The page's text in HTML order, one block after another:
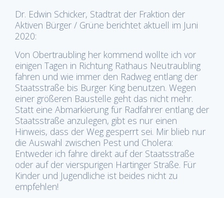
Dr. Edwin Schicker, Stadtrat der Fraktion der
Aktiven Bürger / Grüne berichtet aktuell im Juni
2020:
Von Obertraubling her kommend wollte ich vor
einigen Tagen in Richtung Rathaus Neutraubling
fahren und wie immer den Radweg entlang der
Staatsstraße bis Burger King benutzen. Wegen
einer größeren Baustelle geht das nicht mehr.
Statt eine Abmarkierung für Radfahrer entlang der
Staatsstraße anzulegen, gibt es nur einen
Hinweis, dass der Weg gesperrt sei. Mir blieb nur
die Auswahl zwischen Pest und Cholera:
Entweder ich fahre direkt auf der Staatsstraße
oder auf der vierspurigen Hartinger Straße. Für
Kinder und Jugendliche ist beides nicht zu
empfehlen!